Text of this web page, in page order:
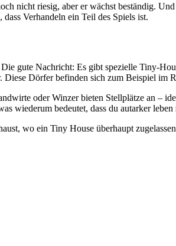
nicht riesig, aber er wächst beständig.
Verhandeln ein Teil des Spiels ist.
gute Nachricht: Es gibt spezielle Tiny-
Dörfer befinden sich zum Beispiel
oder Winzer bieten Stellplätze an –
wiederum bedeutet, dass du autarker leben
wo ein Tiny House überhaupt